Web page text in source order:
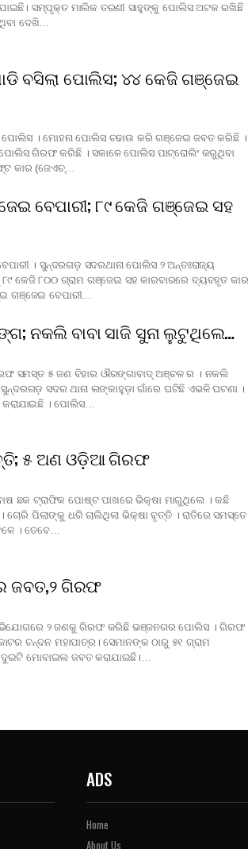
ସମ୍ପୃକ୍ତ ମାଲିକ ତରଣୀ ସାହୁଙ୍କୁ ପୋଲିସ ଅଟକ ରଖିଛି
ଦେଖି…
ବସିଲା ପୋଲିସ; ୪୪ କେଜି ଗଞ୍ଜେଇ
ପୋଲିସ । ମୋହନା ପୋଲିସ ଚଢାଉ କରି ଗଞ୍ଜେଇ ଜବତ କରିଛି ।
ଗିରଫ କରିଛି । ସକାଳେ ପୋଲିସ ପାଟ୍ରୋଲିଂ କରୁଥିବା
କାର (ଜେଏଚ୍‌…
ବେପାରୀ; ୮୯ କେଜି ଗ‌ଞ୍ଜେଇ ସହ
। ସୁନ୍ଦରଗଡ଼ ସଦରଥାନା ପୋଲିସ ୨ ଅନ୍ତଃରାଜ୍ୟ
କେଜି ୮୦୦ ଗ୍ରାମ ଗଞ୍ଜେଇ ସହ କାରବାରରେ ବ୍ୟବହୃତ କାର
ଗଞ୍ଜେଇ ବେପାରୀ…
ନକଲି ବାବା ସାଜି ସୁନା ଲୁଟୁଥିଲେ…
ସମସ୍ତ ୫ ଜଣ ବିହାର ଔରଙ୍ଗାବାଦ୍ ଅଞ୍ଚଳ ର । ନକଲି
ସଦର ଥାନା ଲଙ୍କାହୁଡ଼ା ଗାଁରେ ଘଟିଛି ଏଭଳି ଘଟଣା ।
। ପୋଲିସ…
୫ ଅଣ ଓଡ଼ିଆ ଗିରଫ
ଛକ ଟ୍ରାଫିକ ପୋଷ୍ଟ ପାଖରେ ଭିକ୍ଷା ମାଗୁଥିଲେ । କଛି
ପିଲାଙ୍କୁ ଧରି ଚାଲିଥିଲା ଭିକ୍ଷା ବୃତ୍ତି । ରାତିରେ ସମସ୍ତେ
। ତେବେ…
ଜବତ,୨ ଗିରଫ
ଅଭିଯୋଗରେ ୨ ଜଣକୁ ଗିରଫ କରିଛି ଭଞ୍ଜନଗର ପୋଲିସ । ଗିରଫ
ଚନ୍ଦନ ମହାପାତ୍ର। ସେମାନଙ୍କ ଠାରୁ ୫୧ ଗ୍ରାମ
ମୋବାଇଲ ଜବତ କରାଯାଇଛି।…
ADS
Home
About Us